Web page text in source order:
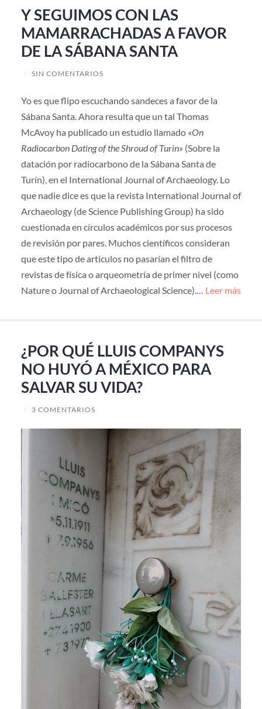
Y SEGUIMOS CON LAS
MAMARRACHADAS A FAVOR
DE LA SÁBANA SANTA
/ SIN COMENTARIOS
Yo es que flipo escuchando sandeces a favor de la
Sábana Santa. Ahora resulta que un tal Thomas
McAvoy ha publicado un estudio llamado «On
Radiocarbon Dating of the Shroud of Turin» (Sobre la
datación por radiocarbono de la Sábana Santa de
Turín), en el International Journal of Archaeology. Lo
que nadie dice es que la revista International Journal of
Archaeology (de Science Publishing Group) ha sido
cuestionada en círculos académicos por sus procesos
de revisión por pares. Muchos científicos consideran
que este tipo de artículos no pasarían el filtro de
revistas de física o arqueometría de primer nivel (como
Nature o Journal of Archaeological Science).… Leer más
¿POR QUÉ LLUIS COMPANYS
NO HUYÓ A MÉXICO PARA
SALVAR SU VIDA?
/ 3 COMENTARIOS